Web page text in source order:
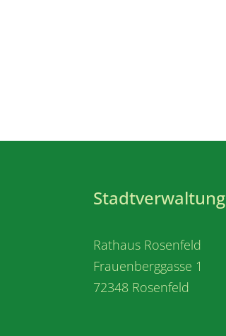
Stadtverwaltung
Rathaus Rosenfeld
Frauenberggasse 1
72348 Rosenfeld